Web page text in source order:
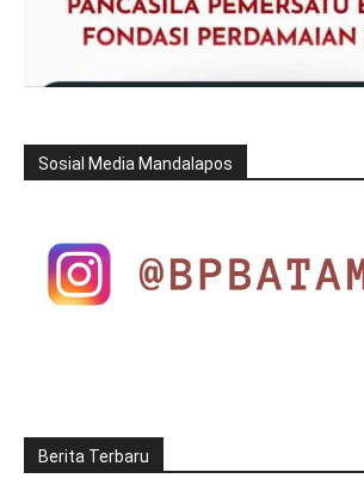
Sosial Media Mandalapos
Berita Terbaru